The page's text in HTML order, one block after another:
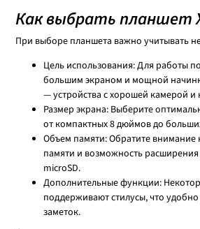
Как выбрать планшет
При выборе планшета важно учитывать
Цель использования: Для работы
большим экраном и мощной
— устройства с хорошей камерой и
Размер экрана: Выберите
от компактных 8 дюймов до
Объем памяти: Обратите внимание
памяти и возможность
microSD.
Дополнительные функции:
поддерживают стилусы, что
заметок.